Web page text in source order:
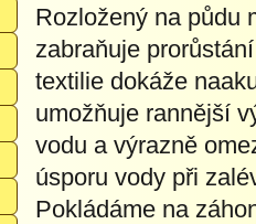
Rozložený na půdu
zabraňuje
textilie dokáže
umožňuje rannější
vodu a výrazně
úsporu vody při
Pokládáme na